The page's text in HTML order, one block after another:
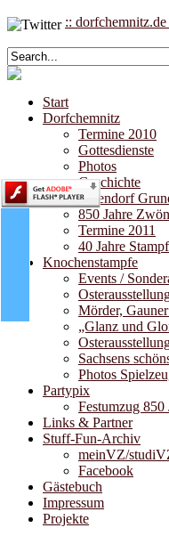
::
Start
Dorfchemnitz
Termine 2010
Gottesdienste
Photos
Geschichte
Pufendorf
850 Jahre
Termine 2011
40 Jahre
Knochenstampfe
Events /
Mörder,
„Glanz und
Sachsens
Photos
Partypix
Festumzug
Links & Partner
Stuff-Fun-Archiv
meinVZ/
Facebook
Gästebuch
Impressum
Projekte